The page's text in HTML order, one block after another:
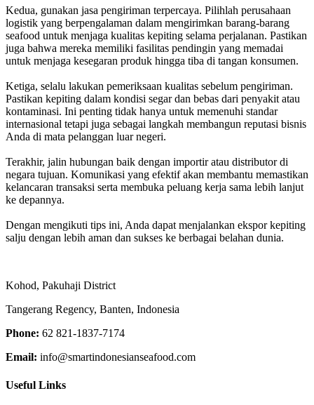
Kedua, gunakan jasa pengiriman terpercaya. Pilihlah perusahaan
logistik yang berpengalaman dalam mengirimkan barang-barang
seafood untuk menjaga kualitas kepiting selama perjalanan. Pastikan
juga bahwa mereka memiliki fasilitas pendingin yang memadai
untuk menjaga kesegaran produk hingga tiba di tangan konsumen.
Ketiga, selalu lakukan pemeriksaan kualitas sebelum pengiriman.
Pastikan kepiting dalam kondisi segar dan bebas dari penyakit atau
kontaminasi. Ini penting tidak hanya untuk memenuhi standar
internasional tetapi juga sebagai langkah membangun reputasi bisnis
Anda di mata pelanggan luar negeri.
Terakhir, jalin hubungan baik dengan importir atau distributor di
negara tujuan. Komunikasi yang efektif akan membantu memastikan
kelancaran transaksi serta membuka peluang kerja sama lebih lanjut
ke depannya.
Dengan mengikuti tips ini, Anda dapat menjalankan ekspor kepiting
salju dengan lebih aman dan sukses ke berbagai belahan dunia.
Kohod, Pakuhaji District
Tangerang Regency, Banten, Indonesia
Phone: 62 821-1837-7174
Email: info@smartindonesianseafood.com
Useful Links